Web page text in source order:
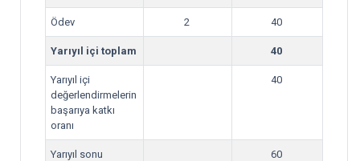
Ödev 2 40
Yarıyıl içi toplam 40
Yarıyıl içi
değerlendirmelerin
başarıya katkı
oranı
40
Yarıyıl sonu
60